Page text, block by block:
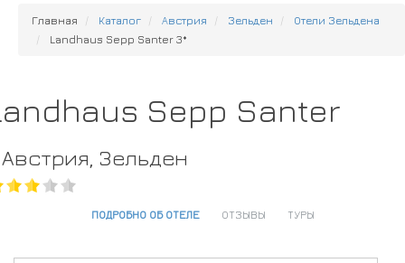
Главная Каталог Австрия Зельден
Отели Зельдена
Landhaus Sepp Santer 3*
Sepp Santer
Австрия, Зельден
ПОДРОБНО ОБ ОТЕЛЕ ОТЗЫВЫ ТУРЫ